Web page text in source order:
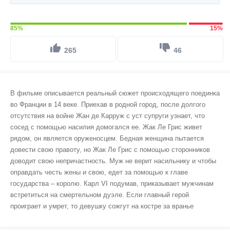
85% 15%
265 46
В фильме описывается реальный сюжет происходящего поединка
во Франции в 14 веке. Приехав в родной город, после долгого
отсутствия на войне Жан де Карруж с уст супруги узнает, что
сосед с помощью насилия домогался ее. Жак Ле Грис живет
рядом, он является оруженосцем. Бедная женщина пытается
довести свою правоту, но Жак Ле Грис с помощью сторонников
доводит свою непричастность. Муж не верит насильнику и чтобы
оправдать честь жены и свою, едет за помощью к главе
государства – королю. Карл VI подумав, приказывает мужчинам
встретиться на смертельном дуэле. Если главный герой
проиграет и умрет, то девушку сожгут на костре за вранье